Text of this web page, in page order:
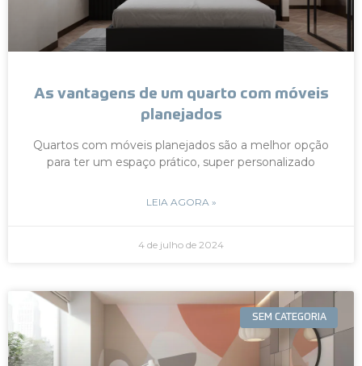
As vantagens de um quarto com móveis
planejados
Quartos com móveis planejados são a melhor opção
para ter um espaço prático, super personalizado
LEIA AGORA »
4 de julho de 2024
SEM CATEGORIA